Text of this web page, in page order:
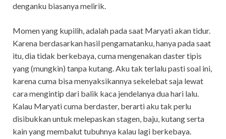
denganku biasanya melirik.
Momen yang kupilih, adalah pada saat Maryati akan tidur.
Karena berdasarkan hasil pengamatanku, hanya pada saat
itu, dia tidak berkebaya, cuma mengenakan daster tipis
yang (mungkin) tanpa kutang. Aku tak terlalu pasti soal ini,
karena cuma bisa menyaksikannya sekelebat saja lewat
cara mengintip dari balik kaca jendelanya dua hari lalu.
Kalau Maryati cuma berdaster, berarti aku tak perlu
disibukkan untuk melepaskan stagen, baju, kutang serta
kain yang membalut tubuhnya kalau lagi berkebaya.